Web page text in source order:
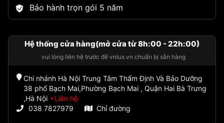
Bảo hành trọn gói 5 năm
Hệ thống cửa hàng(mở cửa từ 8h:00 - 22h:00)
vui lòng liên hệ trước để vnlux.vn chuẩn bị sẵn hàng
Chi nhánh Hà Nội Trung Tâm Thẩm Định Và Bảo Dưỡng
38 phố Bạch Mai,Phường Bạch Mai , Quận Hai Bà Trưng
,Hà Nội
Liên hệ
038 7827979
Chỉ đường